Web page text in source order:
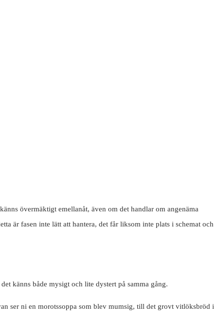
övermäktigt emellanåt, även om det handlar om angenäma
är fasen inte lätt att hantera, det får liksom inte plats i schemat och
känns både mysigt och lite dystert på samma gång.
ser ni en morotssoppa som blev mumsig, till det grovt vitlöksbröd i